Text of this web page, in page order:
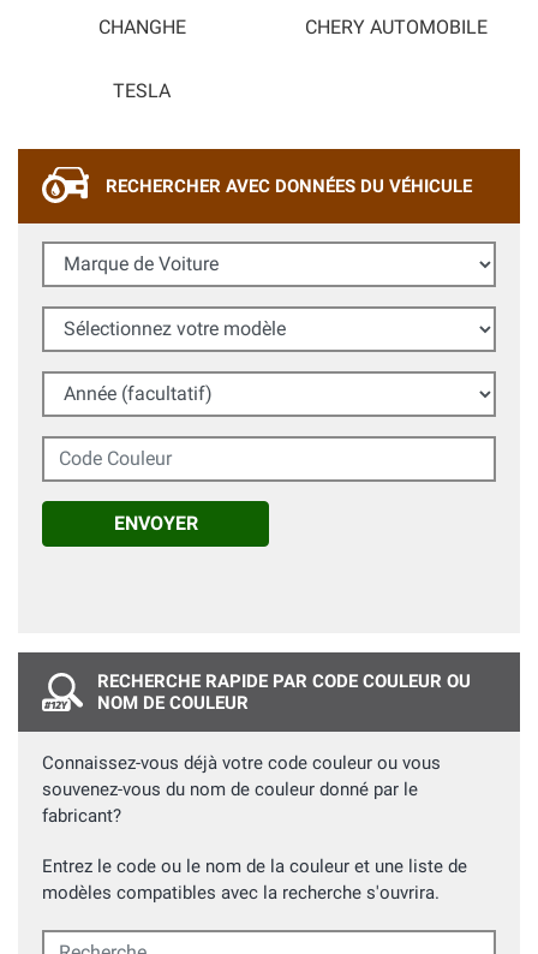
CHANGHE CHERY AUTOMOBILE
TESLA
RECHERCHER AVEC DONNÉES DU VÉHICULE
Marque de Voiture
Sélectionnez votre modèle
Année (facultatif)
Code Couleur
ENVOYER
RECHERCHE RAPIDE PAR CODE COULEUR OU
NOM DE COULEUR
Connaissez-vous déjà votre code couleur ou vous
souvenez-vous du nom de couleur donné par le
fabricant?
Entrez le code ou le nom de la couleur et une liste de
modèles compatibles avec la recherche s'ouvrira.
Recherche